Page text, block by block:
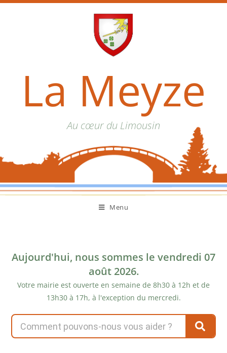
La Meyze
Au cœur du Limousin
Menu
Aujourd'hui, nous sommes le vendredi 07
août 2026.
Votre mairie est ouverte en semaine de 8h30 à 12h et de
13h30 à 17h, à l'exception du mercredi.